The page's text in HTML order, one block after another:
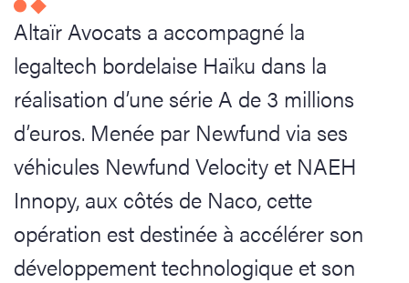
Altaïr Avocats a accompagné la
legaltech bordelaise Haïku dans la
réalisation d’une série A de 3 millions
d’euros. Menée par Newfund via ses
véhicules Newfund Velocity et NAEH
Innopy, aux côtés de Naco, cette
opération est destinée à accélérer son
développement technologique et son